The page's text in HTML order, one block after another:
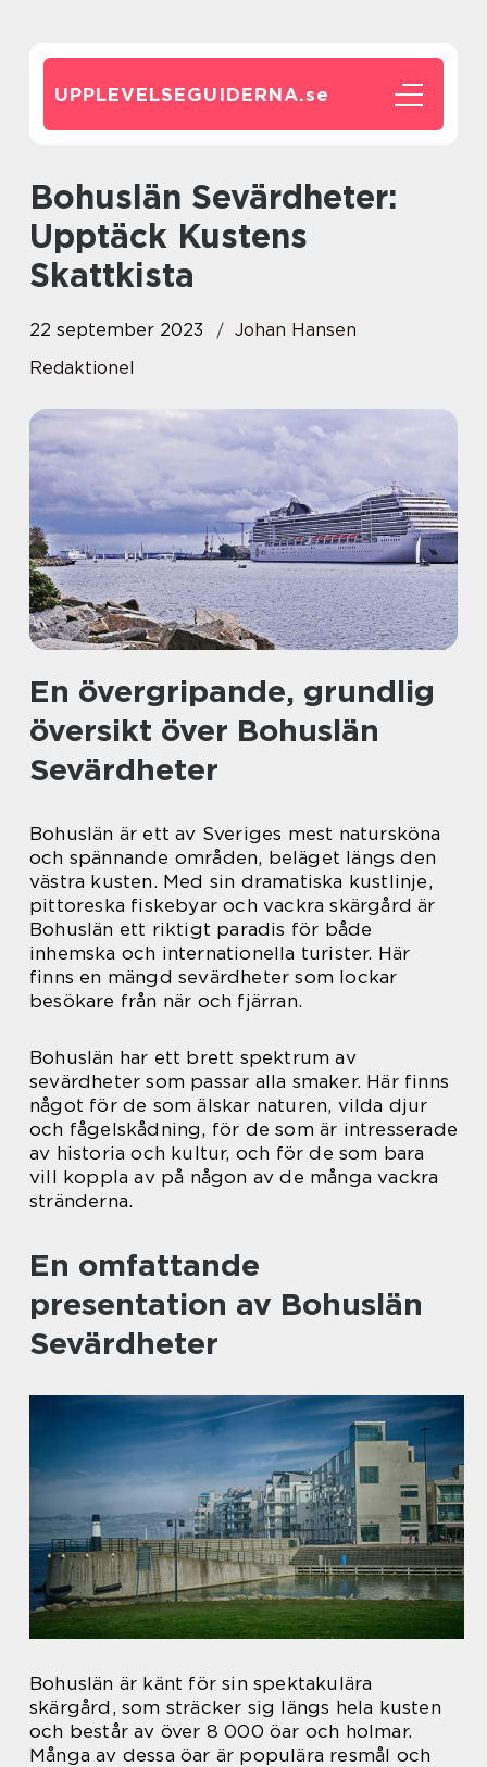
UPPLEVELSEGUIDERNA.se
Bohuslän Sevärdheter:
Upptäck Kustens
Skattkista
22 september 2023
Johan Hansen
Redaktionel
En övergripande, grundlig
översikt över Bohuslän
Sevärdheter
Bohuslän är ett av Sveriges mest natursköna
och spännande områden, beläget längs den
västra kusten. Med sin dramatiska kustlinje,
pittoreska fiskebyar och vackra skärgård är
Bohuslän ett riktigt paradis för både
inhemska och internationella turister. Här
finns en mängd sevärdheter som lockar
besökare från när och fjärran.
Bohuslän har ett brett spektrum av
sevärdheter som passar alla smaker. Här finns
något för de som älskar naturen, vilda djur
och fågelskådning, för de som är intresserade
av historia och kultur, och för de som bara
vill koppla av på någon av de många vackra
stränderna.
En omfattande
presentation av Bohuslän
Sevärdheter
Bohuslän är känt för sin spektakulära
skärgård, som sträcker sig längs hela kusten
och består av över 8 000 öar och holmar.
Många av dessa öar är populära resmål och